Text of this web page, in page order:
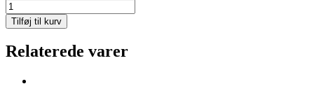
kr. 249.
OVA
Gentle
Drop
Moonstone
5.4
Tilføj til kurv
Relaterede varer